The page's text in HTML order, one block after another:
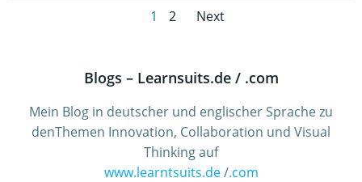
Posts
navigation
Page
1 Page
2
Posts
navigation
Next
Blogs – Learnsuits.de / .com
Mein Blog in deutscher und englischer Sprache zu
denThemen Innovation, Collaboration und Visual
Thinking auf
www.learntsuits.de/.com